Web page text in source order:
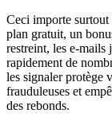
Ceci importe
plan gratuit, un
restreint, les e-mails
rapidement de
les signaler protège
frauduleuses et
des rebonds.